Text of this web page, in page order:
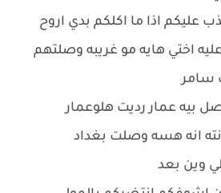
عليكم اذا ما اكلكم بدي اروح
اختي هايه مو غريبه وصلتهم
سامر
بيه عمار رديت هلوعمار
انه هسه وصلت بغداد
وين بعد